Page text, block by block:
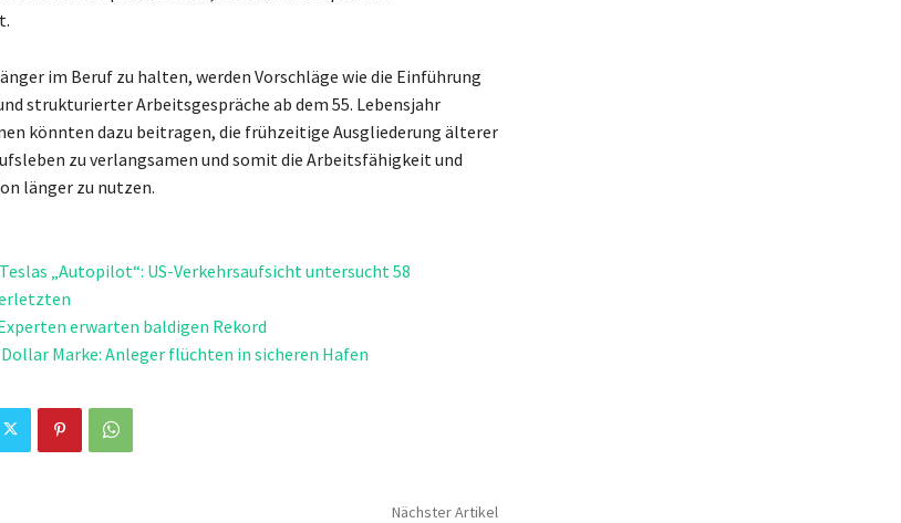
im Beruf zu halten, werden Vorschläge wie die Einführung
strukturierter Arbeitsgespräche ab dem 55. Lebensjahr
könnten dazu beitragen, die frühzeitige Ausgliederung älterer
zu verlangsamen und somit die Arbeitsfähigkeit und
länger zu nutzen.
„Autopilot“: US-Verkehrsaufsicht untersucht 58
erwarten baldigen Rekord
Marke: Anleger flüchten in sicheren Hafen
Nächster Artikel